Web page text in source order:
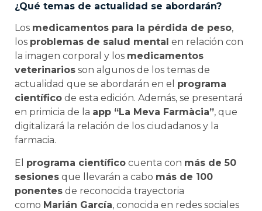
¿Qué temas de actualidad se abordarán?
Los medicamentos para la pérdida de peso,
los problemas de salud mental en relación con
la imagen corporal y los medicamentos
veterinarios son algunos de los temas de
actualidad que se abordarán en el programa
científico de esta edición. Además, se presentará
en primicia de la app “La Meva Farmàcia”, que
digitalizará la relación de los ciudadanos y la
farmacia.
El programa científico cuenta con más de 50
sesiones que llevarán a cabo más de 100
ponentes de reconocida trayectoria
como Marián García, conocida en redes sociales